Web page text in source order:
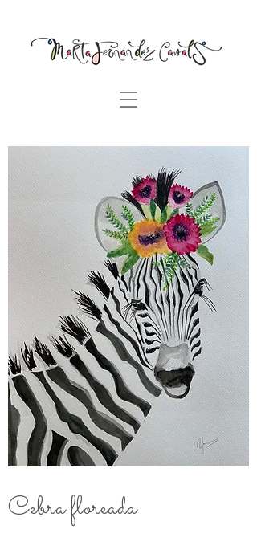
Cebra floreada